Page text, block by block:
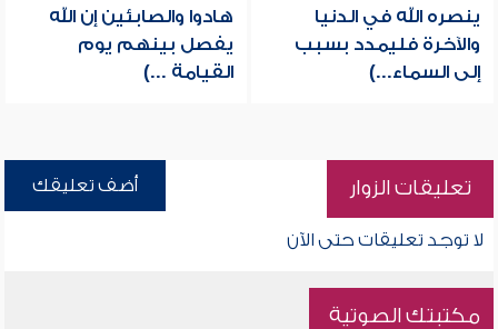
ينصره الله في الدنيا
والآخرة فليمدد بسبب
إلى السماء...)
هادوا والصابئين إن الله
يفصل بينهم يوم
القيامة ...)
تعليقات الزوار أضف تعليقك
لا توجد تعليقات حتى الآن
مكتبتك الصوتية